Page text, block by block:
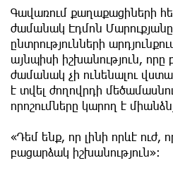
Գավառում քաղաքացիների
ժամանակ Էդմոն
ընտրությունների
այնպիսի իշխանություն, որը
ժամանակ չի ունենալու
է տվել ժողովրդի
որոշումները կարող է
«Դեմ ենք, որ լինի որևէ ուժ,
բացարձակ իշխանություն»։